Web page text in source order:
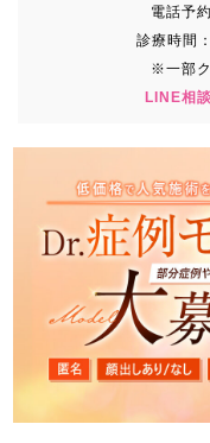
電話予
診療時間：
※一部ク
LINE相